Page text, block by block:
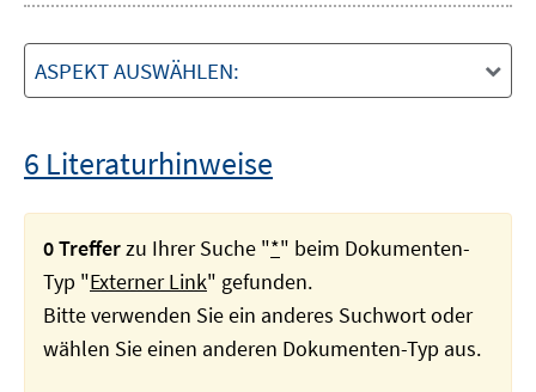
ASPEKT AUSWÄHLEN:
6 Literaturhinweise
0 Trefferzu Ihrer Suche "*" beim Dokumenten-
Typ "Externer Link" gefunden.
Bitte verwenden Sie ein anderes Suchwort oder
wählen Sie einen anderen Dokumenten-Typ aus.